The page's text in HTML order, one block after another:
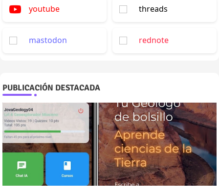
youtube threads
mastodon rednote
PUBLICACIÓN DESTACADA